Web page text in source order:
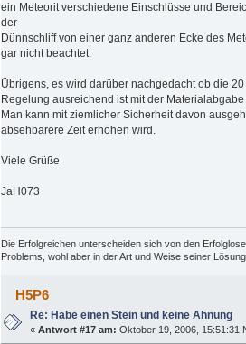
ein Meteorit verschiedene Einschlüsse und
der
Dünnschliff von einer ganz anderen Ecke des
gar nicht beachtet.
Übrigens, es wird darüber nachgedacht ob die
Regelung ausreichend ist mit der
Man kann mit ziemlicher Sicherheit davon
absehbarere Zeit erhöhen wird.
Viele Grüße
JaH073
Die Erfolgreichen unterscheiden sich von den
Problems, wohl aber in der Art und Weise seiner Lösung.
H5P6
Re: Habe einen Stein und keine Ahnung
«Antwort #17 am: Oktober 19, 2006, 15:51:31